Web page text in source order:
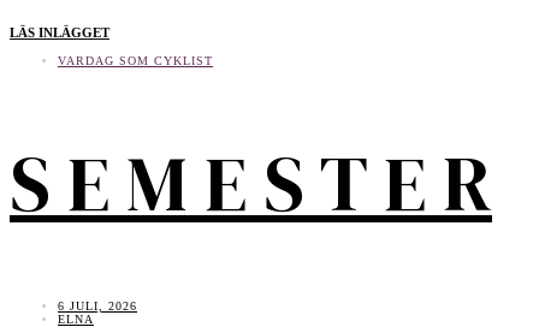
LÄS INLÄGGET
VARDAG SOM CYKLIST
S E M E S T E R
6 JULI, 2026
ELNA